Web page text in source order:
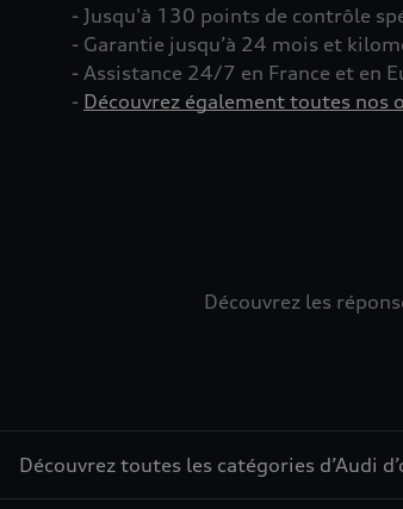
- Jusqu'à 130 points de contrôle
- Garantie jusqu’à 24 mois et
- Assistance 24/7 en France et en
- Découvrez également toutes nos
Découvrez les
Découvrez toutes les catégories d’Audi